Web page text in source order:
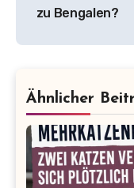
zu Bengalen?
Ähnlicher